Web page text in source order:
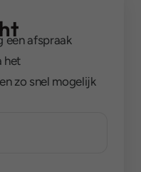
een afspraak
het
zo snel mogelijk